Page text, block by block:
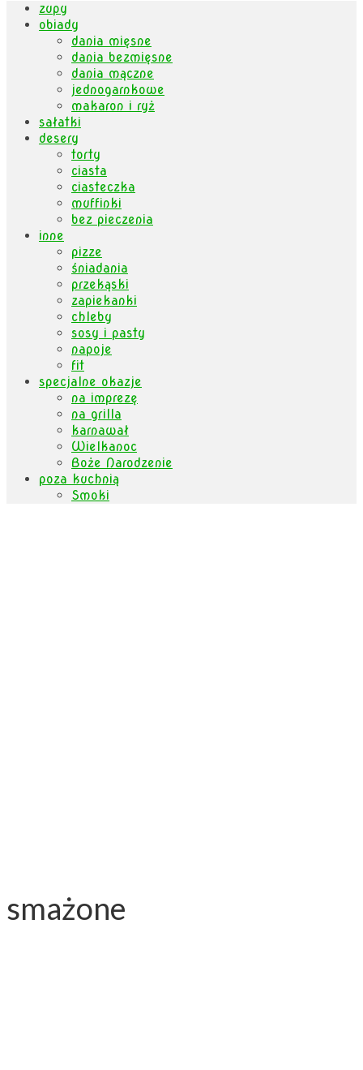
zupy
obiady
dania mięsne
dania bezmięsne
dania mączne
jednogarnkowe
makaron i ryż
sałatki
desery
torty
ciasta
ciasteczka
muffinki
bez pieczenia
inne
pizze
śniadania
przekąski
zapiekanki
chleby
sosy i pasty
napoje
fit
specjalne okazje
na imprezę
na grilla
karnawał
Wielkanoc
Boże Narodzenie
poza kuchnią
Smoki
smażone